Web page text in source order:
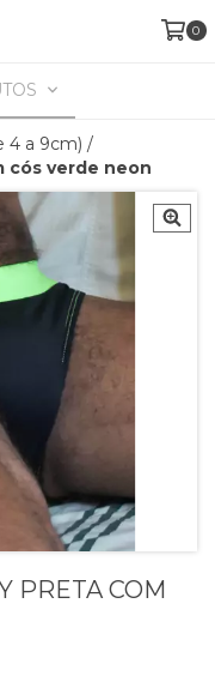
0
4 a 9cm) /
cós verde neon
PRETA COM